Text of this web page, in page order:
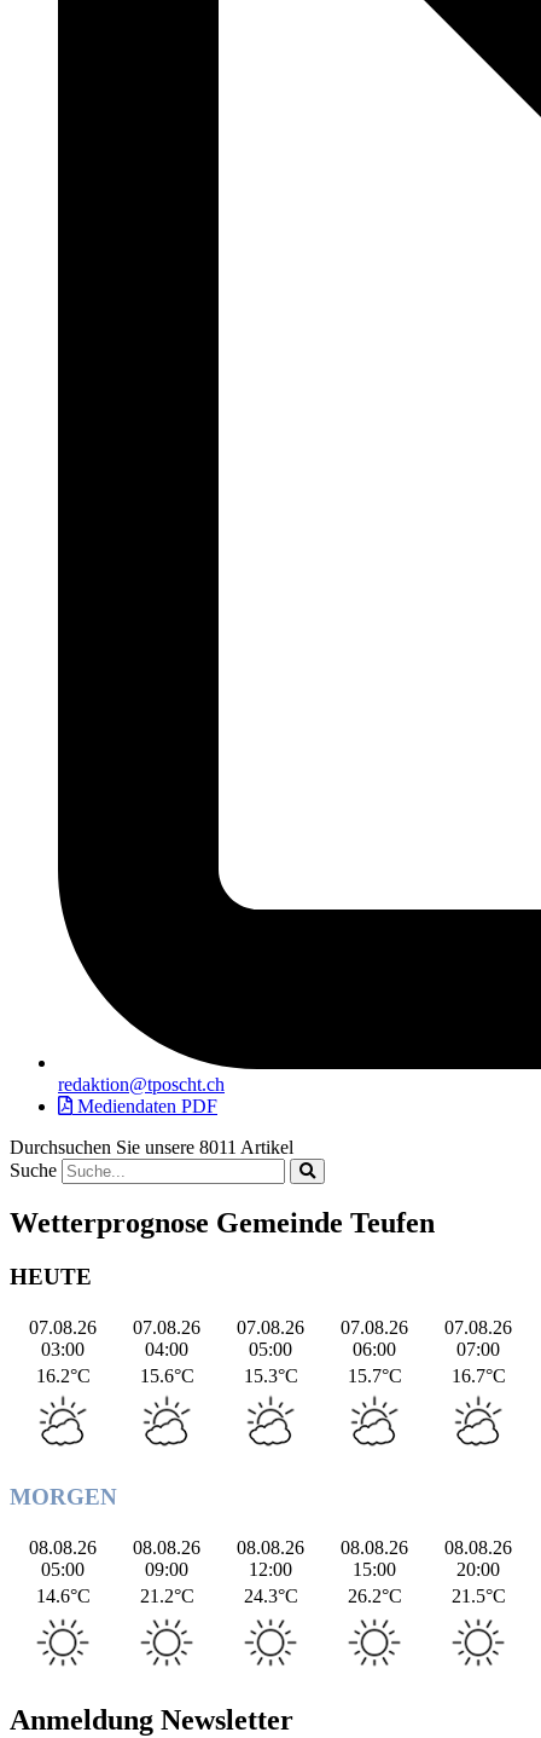
redaktion@tposcht.ch
Mediendaten PDF
Durchsuchen Sie unsere 8011 Artikel
Suche
Wetterprognose Gemeinde Teufen
HEUTE
07.08.26
03:00
07.08.26
04:00
07.08.26
05:00
07.08.26
06:00
07.08.26
07:00
16.2°C
15.6°C 15.3°C 15.7°C 16.7°C
MORGEN
08.08.26
05:00
08.08.26
09:00
08.08.26
12:00
08.08.26
15:00
08.08.26
20:00
14.6°C
21.2°C 24.3°C 26.2°C 21.5°C
Anmeldung Newsletter